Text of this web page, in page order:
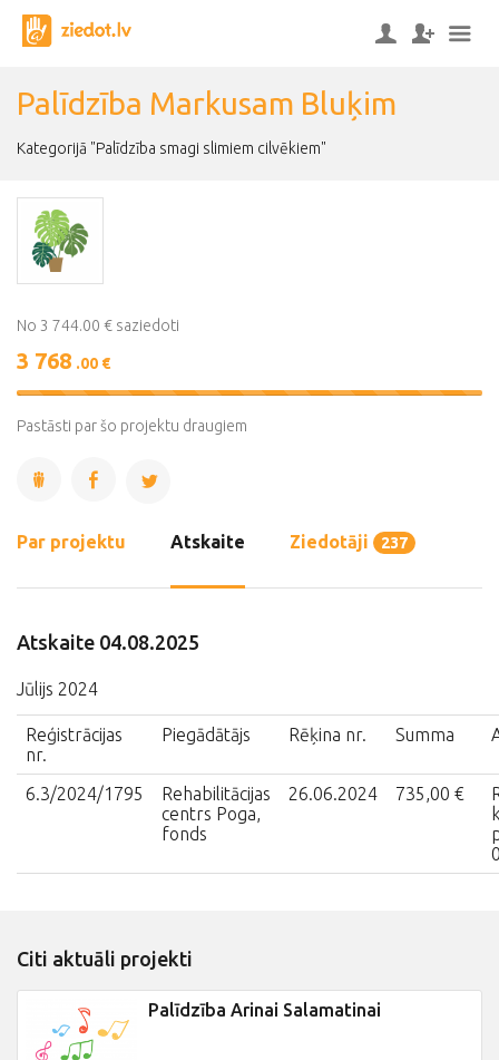
Palīdzība Markusam Bluķim
Kategorijā "Palīdzība smagi slimiem cilvēkiem"
No 3 744.00 € saziedoti
3 768 .00 €
101%
Pastāsti par šo projektu draugiem
Par projektu Atskaite Ziedotāji 237
Atskaite 04.08.2025
Jūlijs 2024
Reģistrācijas
nr.
Piegādātājs Rēķina nr. Summa
6.3/2024/1795
Rehabilitācijas
centrs Poga,
fonds
26.06.2024 735,00 €
Citi aktuāli projekti
Palīdzība Arinai Salamatinai